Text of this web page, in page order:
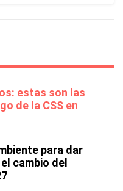
estas son las
de la CSS en
para dar
cambio del